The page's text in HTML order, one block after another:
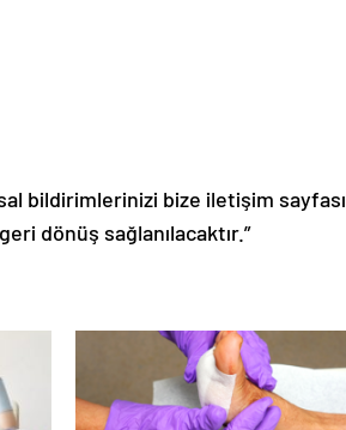
bildirimlerinizi bize iletişim sayfası
dönüş sağlanılacaktır.”